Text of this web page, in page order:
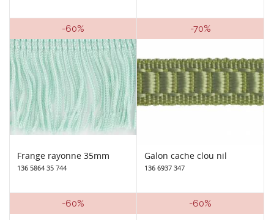
-60%
Frange rayonne 35mm
136 5864 35 744
-70%
Galon cache clou nil
136 6937 347
-60% -60%